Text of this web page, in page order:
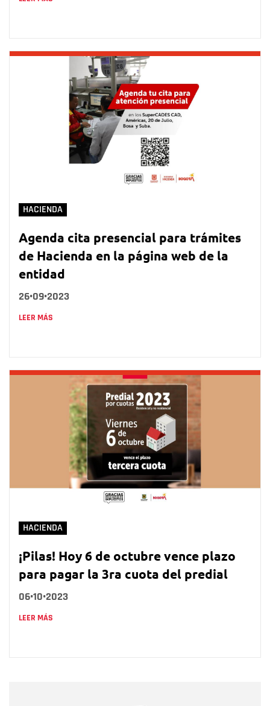
HACIENDA
Agenda cita presencial para trámites
de Hacienda en la página web de la
entidad
26•09•2023
LEER MÁS
HACIENDA
¡Pilas! Hoy 6 de octubre vence plazo
para pagar la 3ra cuota del predial
06•10•2023
LEER MÁS